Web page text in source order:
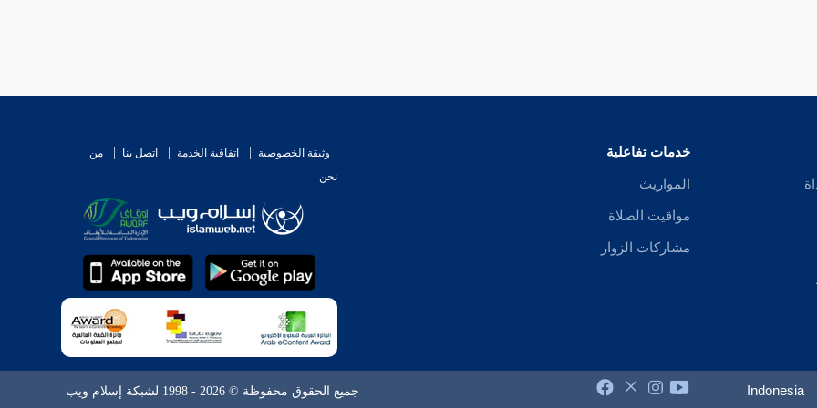
خدمات تفاعلية
المواريث
مواقيت الصلاة
مشاركات الزوار
وثيقة الخصوصية اتفاقية الخدمة اتصل بنا
من
نحن
Indonesia جميع الحقوق محفوظة © 2026 - 1998 لشبكة إسلام ويب